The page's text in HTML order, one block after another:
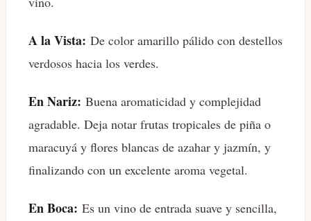
A la Vista: De color amarillo pálido con destellos
verdosos hacia los verdes.
En Nariz: Buena aromaticidad y complejidad
agradable. Deja notar frutas tropicales de piña o
maracuyá y flores blancas de azahar y jazmín, y
finalizando con un excelente aroma vegetal.
En Boca: Es un vino de entrada suave y sencilla,